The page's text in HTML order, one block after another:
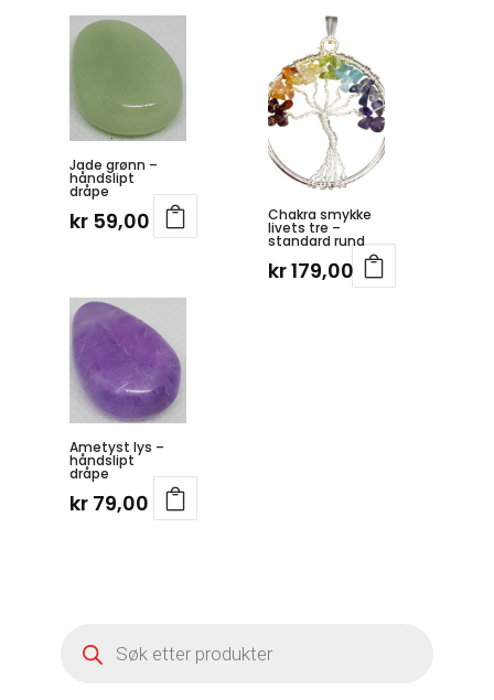
Jade grønn –
håndslipt
dråpe
kr59,00 Chakra smykke
livets tre –
standard rund
kr179,00
Ametyst lys –
håndslipt
dråpe
kr79,00
search